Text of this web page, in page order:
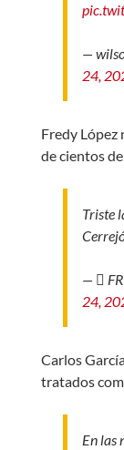
—
24,
Fredy López
de cientos
Triste
—  FR
24,
Carlos
tratados
En las